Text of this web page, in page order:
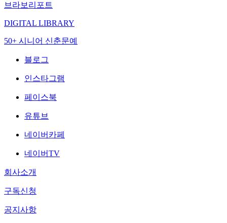
브라보리포트
DIGITAL LIBRARY
50+ 시니어 신춘문예
블로그
인스타그램
페이스북
유튜브
네이버카페
네이버TV
회사소개
구독신청
공지사항